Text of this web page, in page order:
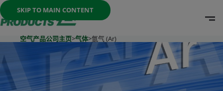
SKIP TO MAIN CONTENT
Once the menu is open you can move between options
空气产品公司主页>气体>氩气 (Ar)